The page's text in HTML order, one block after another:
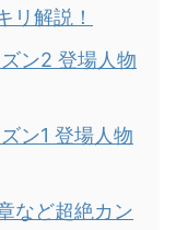
リ解説！
ン2 登場人物
ン1 登場人物
など超絶カン